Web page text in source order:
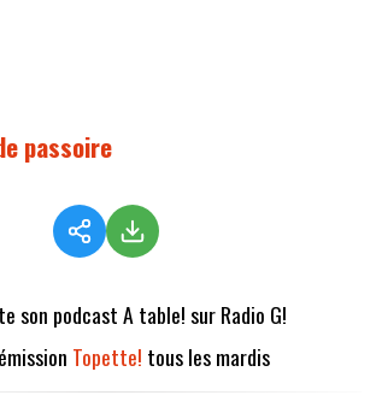
passoire
son podcast A table! sur Radio G!
Topette! tous les mardis